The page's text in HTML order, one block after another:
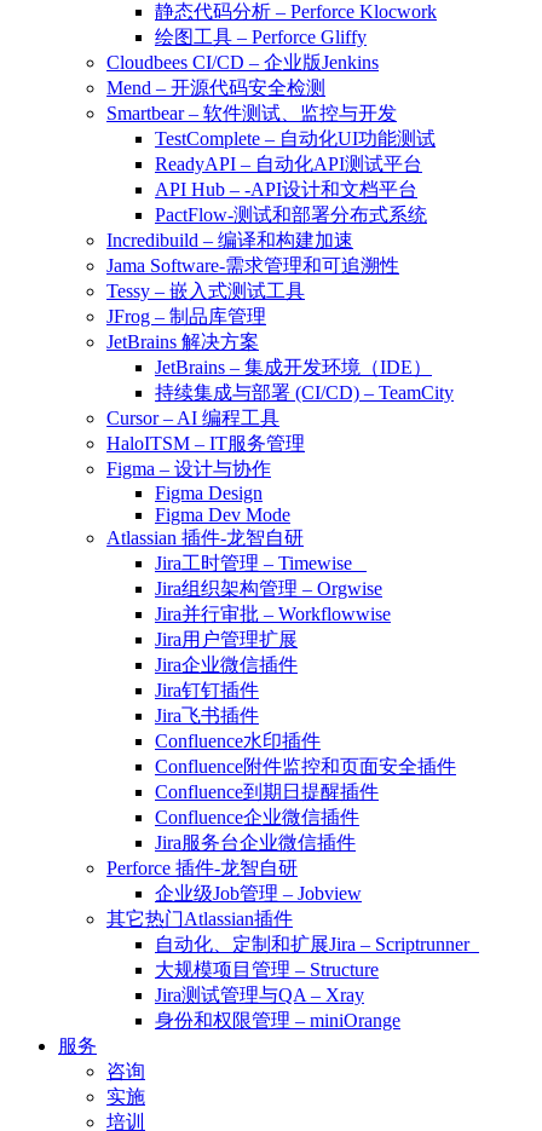
静态代码分析 – Perforce Klocwork
绘图工具 – Perforce Gliffy
Cloudbees CI/CD – 企业版Jenkins
Mend – 开源代码安全检测
Smartbear – 软件测试、监控与开发
TestComplete – 自动化UI功能测试
ReadyAPI – 自动化API测试平台
API Hub – -API设计和文档平台
PactFlow-测试和部署分布式系统
Incredibuild – 编译和构建加速
Jama Software-需求管理和可追溯性
Tessy – 嵌入式测试工具
JFrog – 制品库管理
JetBrains 解决方案
JetBrains – 集成开发环境（IDE）
持续集成与部署 (CI/CD) – TeamCity
Cursor – AI 编程工具
HaloITSM – IT服务管理
Figma – 设计与协作
Figma Design
Figma Dev Mode
Atlassian 插件-龙智自研
Jira工时管理 – Timewise
Jira组织架构管理 – Orgwise
Jira并行审批 – Workflowwise
Jira用户管理扩展
Jira企业微信插件
Jira钉钉插件
Jira飞书插件
Confluence水印插件
Confluence附件监控和页面安全插件
Confluence到期日提醒插件
Confluence企业微信插件
Jira服务台企业微信插件
Perforce 插件-龙智自研
企业级Job管理 – Jobview
其它热门Atlassian插件
自动化、定制和扩展Jira – Scriptrunner
大规模项目管理 – Structure
Jira测试管理与QA – Xray
身份和权限管理 – miniOrange
服务
咨询
实施
培训